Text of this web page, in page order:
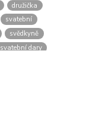
družička
svatební
svědkyně
svatební dary